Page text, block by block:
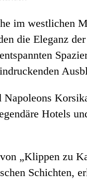
im westlichen
die Eleganz
Hotels
„Klippen zu
Schichten,